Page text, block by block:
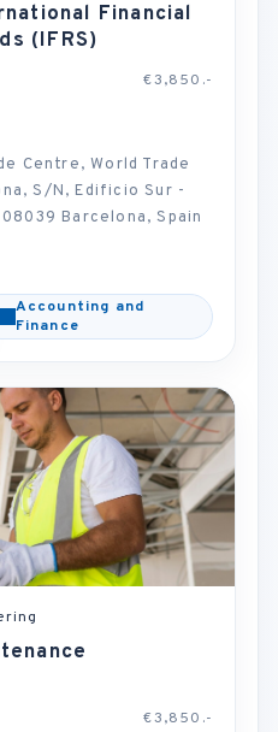
Financial
(IFRS)
€3,850.-
Centre, World Trade
S/N, Edificio Sur -
Barcelona, Spain
Accounting and
Finance
€3,850.-